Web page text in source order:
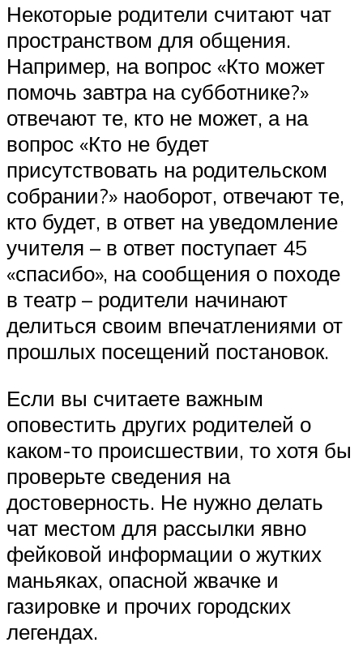
Некоторые родители считают чат
пространством для общения.
Например, на вопрос «Кто может
помочь завтра на субботнике?»
отвечают те, кто не может, а на
вопрос «Кто не будет
присутствовать на родительском
собрании?» наоборот, отвечают те,
кто будет, в ответ на уведомление
учителя – в ответ поступает 45
«спасибо», на сообщения о походе
в театр – родители начинают
делиться своим впечатлениями от
прошлых посещений постановок.
Если вы считаете важным
оповестить других родителей о
каком-то происшествии, то хотя бы
проверьте сведения на
достоверность. Не нужно делать
чат местом для рассылки явно
фейковой информации о жутких
маньяках, опасной жвачке и
газировке и прочих городских
легендах.